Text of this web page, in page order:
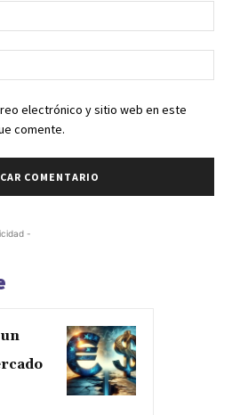
electrónico y sitio web en este
comente.
-